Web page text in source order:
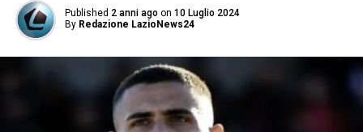
Published 2 anni ago on 10 Luglio 2024
By Redazione LazioNews24